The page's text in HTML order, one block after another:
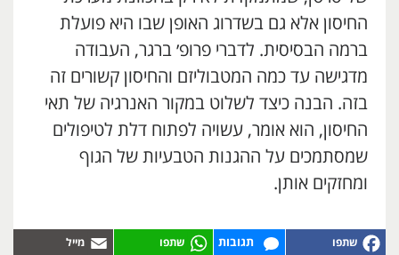
החיסון אלא גם בשדרוג האופן שבו היא פועלת
ברמה הבסיסית. לדברי פרופ׳ ברגר, העבודה
מדגישה עד כמה המטבוליזם והחיסון קשורים זה
בזה. הבנה כיצד לשלוט במקור האנרגיה של תאי
החיסון, הוא אומר, עשויה לפתוח דלת לטיפולים
שמסתמכים על ההגנות הטבעיות של הגוף
ומחזקים אותן.
תגובות